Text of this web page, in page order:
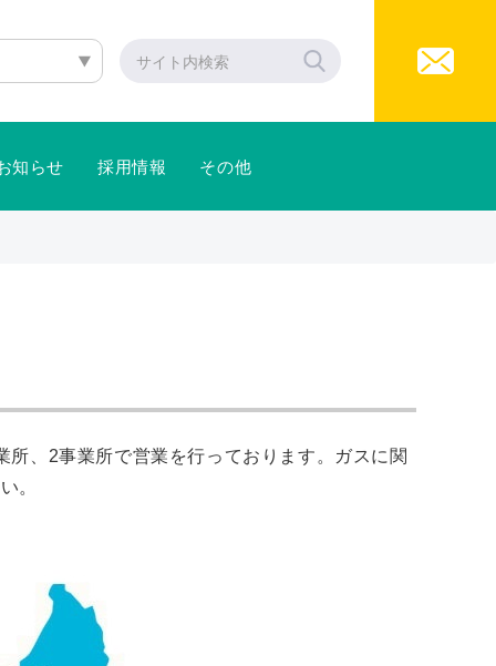
知らせ 採用情報 その他
、2事業所で営業を行っております。ガスに関
。